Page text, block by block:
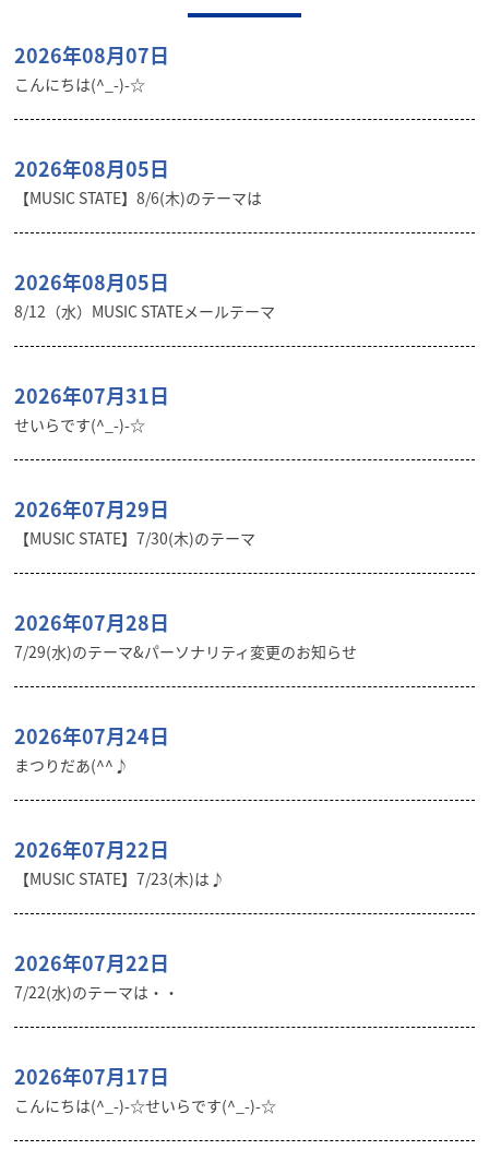
2026年08月07日
こんにちは(^_-)-☆
2026年08月05日
【MUSIC STATE】8/6(木)のテーマは
2026年08月05日
8/12（水）MUSIC STATEメールテーマ
2026年07月31日
せいらです(^_-)-☆
2026年07月29日
【MUSIC STATE】7/30(木)のテーマ
2026年07月28日
7/29(水)のテーマ&パーソナリティ変更のお知らせ
2026年07月24日
まつりだあ(^^♪
2026年07月22日
【MUSIC STATE】7/23(木)は♪
2026年07月22日
7/22(水)のテーマは・・
2026年07月17日
こんにちは(^_-)-☆せいらです(^_-)-☆